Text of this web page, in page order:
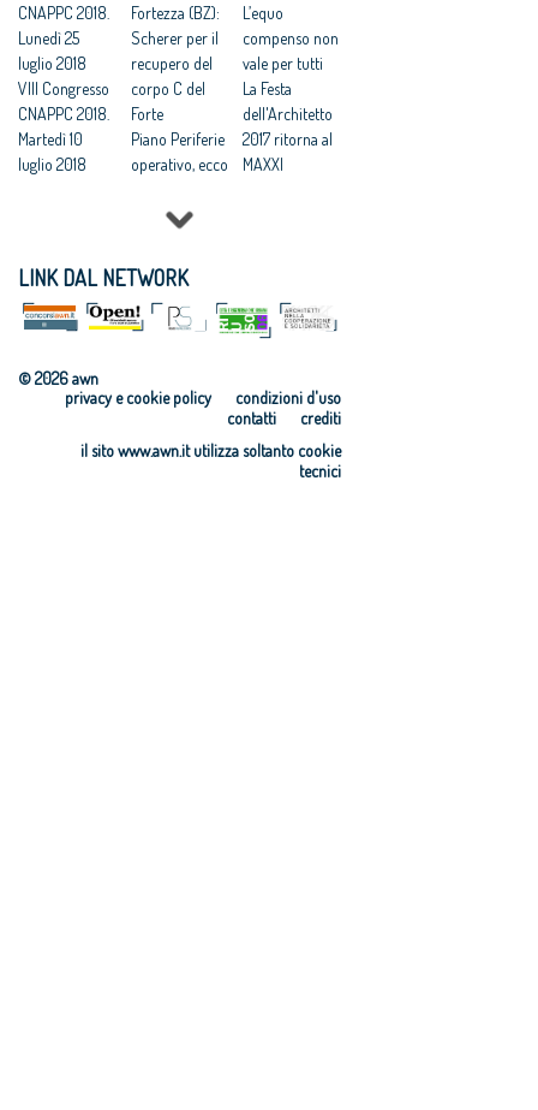
«palazzinari»
Saie 2015:
scadenza il 22
settembre per
il “Premio
RI.U.SO.04”
CNAPPC 2018.
Lunedì 25
luglio 2018
VIII Congresso
CNAPPC 2018.
Martedì 10
luglio 2018
2018
VIII Congresso
CNAPPC 2018.
luglio 2018
VIII Congresso
Fortezza (BZ):
Scherer per il
recupero del
corpo C del
Forte
Piano Periferie
operativo, ecco
finanziati
periferie,
Minniti:
«Proposte da
integrate per le
L’equo
compenso non
vale per tutti
La Festa
dell'Architetto
2017 ritorna al
MAXXI
innovazione
culturale'
dell’Architetto
2017 - Una
legge per
l’architettura
LINK DAL NETWORK
© 2026 awn
condizioni d'uso
privacy e cookie policy
crediti
contatti
il sito www.awn.it utilizza soltanto cookie
tecnici